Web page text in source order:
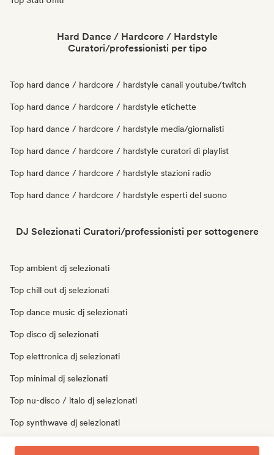
Hard Dance / Hardcore / Hardstyle
Curatori/professionisti per tipo
Top hard dance / hardcore / hardstyle canali youtube/twitch
Top hard dance / hardcore / hardstyle etichette
Top hard dance / hardcore / hardstyle media/giornalisti
Top hard dance / hardcore / hardstyle curatori di playlist
Top hard dance / hardcore / hardstyle stazioni radio
Top hard dance / hardcore / hardstyle esperti del suono
DJ Selezionati Curatori/professionisti per sottogenere
Top ambient dj selezionati
Top chill out dj selezionati
Top dance music dj selezionati
Top disco dj selezionati
Top elettronica dj selezionati
Top minimal dj selezionati
Top nu-disco / italo dj selezionati
Top synthwave dj selezionati
Top techno dj selezionati